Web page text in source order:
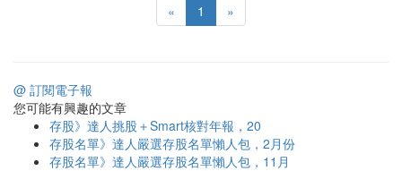
« 1 »
@ 訂閱電子報
您可能有興趣的文章
存股》達人挑股＋Smart核對年報，20
存股名單》達人嚴選存股名單懶人包，2月份
存股名單》達人嚴選存股名單懶人包，11月